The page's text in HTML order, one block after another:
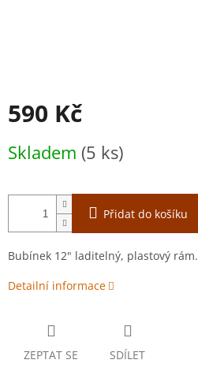
590 Kč
cena:
Skladem (5 ks)
Přidat do košíku
Bubínek 12" laditelný, plastový rám.
Detailní informace
ZEPTAT SE SDÍLET